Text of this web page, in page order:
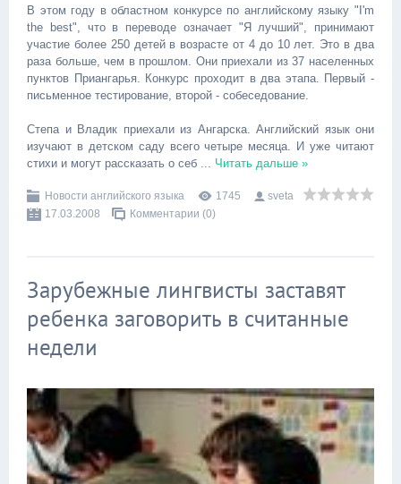
В этом году в областном конкурсе по английскому языку "I'm
the best", что в переводе означает "Я лучший", принимают
участие более 250 детей в возрасте от 4 до 10 лет. Это в два
раза больше, чем в прошлом. Они приехали из 37 населенных
пунктов Приангарья. Конкурс проходит в два этапа. Первый -
письменное тестирование, второй - собеседование.
Степа и Владик приехали из Ангарска. Английский язык они
изучают в детском саду всего четыре месяца. И уже читают
стихи и могут рассказать о себ ... Читать дальше »
Новости английского языка 1745
sveta
17.03.2008
Комментарии (0)
Зарубежные лингвисты заставят
ребенка заговорить в считанные
недели